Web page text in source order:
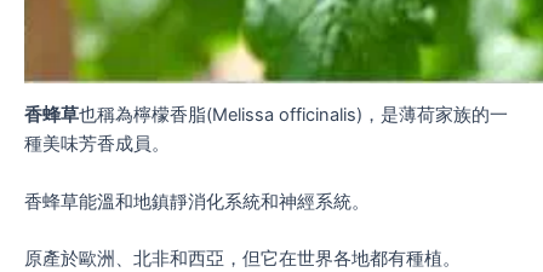
香蜂草也稱為檸檬香脂(Melissa officinalis)，是薄荷家族的一
種美味芳香成員。
香蜂草能溫和地鎮靜消化系統和神經系統。
原產於歐洲、北非和西亞，但它在世界各地都有種植。